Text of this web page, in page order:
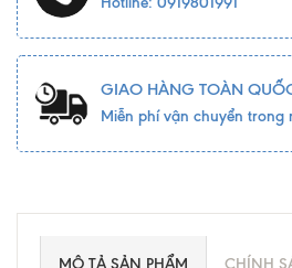
GIAO HÀNG TOÀN
Miễn phí vận chuyển trong
MÔ TẢ SẢN PHẨM CHÍNH